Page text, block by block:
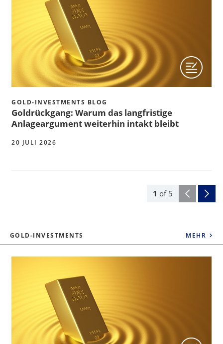
1 of 5
GOLD-INVESTMENTS BLOG
Goldrückgang: Warum das langfristige
Anlageargument weiterhin intakt bleibt
20 JULI 2026
GOLD-INVESTMENTS MEHR